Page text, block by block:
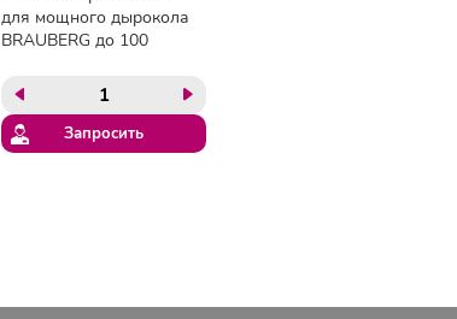
для мощного дырокола
BRAUBERG до 100
КОМПЛЕКТ 2 шт., 226874
Запросить